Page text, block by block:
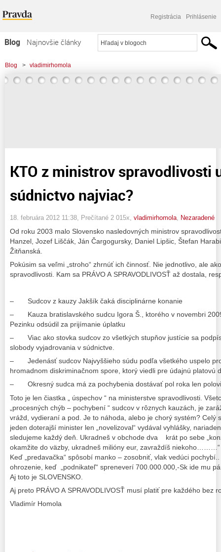
Registrácia Prihlásenie
Blog
Najnovšie články
Najčítanejšie články
Najkomentovanejšie články
Blog > vladimirhomola
> KTO z ministrov spravodlivosti urobil pre súdnictvo najviac?
KTO z ministrov spravodlivosti
súdnictvo najviac?
18. februára 2012 11:38 , Prečítané 2 015x, vladimirhomola Nezaradené
Od roku 2003 malo Slovensko nasledovných ministrov
Hanzel, Jozef Liščák, Ján Čargogursky, Daniel Lipšic, Štefan
Žitňanská.
Pokúsim sa veľmi „stroho“ zhrnúť ich činnosť. Nie jednotlivo, ale
spravodlivosti. Kam sa PRÁVO A SPRAVODLIVOSŤ až dostala,
– Sudcov z kauzy Jakšík čaká disciplinárne konanie
– Kauza bratislavského sudcu Igora Š., ktorého v novembri
Pezinku odsúdil za prijímanie úplatku
– Viac ako stovka sudcov zo všetkých stupňov justície sa
slobody vyjadrovania v súdnictve.
– Jedenásť sudcov Najvyššieho súdu podľa všetkého uspelo
hromadnom diskriminačnom spore, ktorý viedli pre údajnú platovú
– Okresný sudca má za pochybenia dostávať pol roka len
Toto je len čiastka „ úspechov “ na ministerstve spravodlivosti.
„procesných chýb – pochybení “ sudcov v rôznych kauzách, je
vrážd, vydieraní a pod. Je to náhoda, alebo je chorý systém? Celý
jeden doterajší minister len „novelizoval“ vydával vyhlášky,
sledujeme každý deň. Ukradneš v obchode dva krát po sebe
okamžite do väzby, ukradneš milióny eur, zavraždíš niekoho………“
Keď „predavačka“ spôsobí manko – zosobniť, vlak vedúci
ohrozenie, keď „podnikateľ“ spreneverí 700.000.000,-Sk ide mu
Aj toto je SLOVENSKO.
Aj preto PRÁVO A SPRAVODLIVOSŤ musí platiť pre každého bez
Vladimír Homola